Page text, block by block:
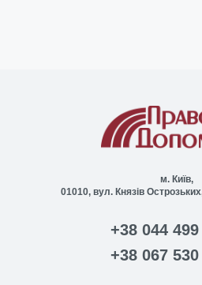
м. Київ,
01010, вул. Князів
+38 044
+38 067